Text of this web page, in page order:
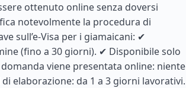
ottenuto online senza doversi
notevolmente la procedura di
sull’e-Visa per i giamaicani: ✔
(fino a 30 giorni). ✔ Disponibile solo
viene presentata online: niente
elaborazione: da 1 a 3 giorni lavorativi.